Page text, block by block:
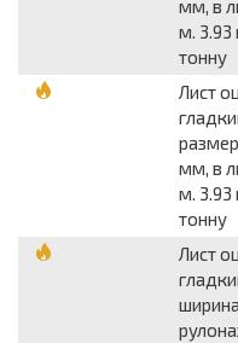
мм, в
м. 3.93
тонну
Лист
мм, в
м. 3.93
тонну
Лист